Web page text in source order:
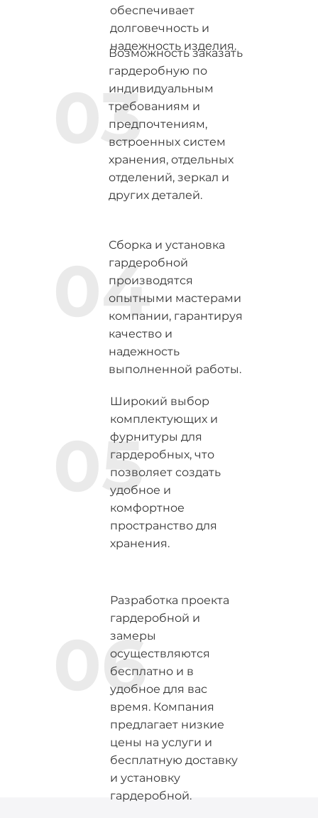
обеспечивает
долговечность и
надежность изделия.
Возможность заказать
гардеробную по
индивидуальным
требованиям и
предпочтениям,
встроенных систем
хранения, отдельных
отделений, зеркал и
других деталей.
Сборка и установка
гардеробной
производятся
опытными мастерами
компании, гарантируя
качество и
надежность
выполненной работы.
Широкий выбор
комплектующих и
фурнитуры для
гардеробных, что
позволяет создать
удобное и
комфортное
пространство для
хранения.
Разработка проекта
гардеробной и
замеры
осуществляются
бесплатно и в
удобное для вас
время. Компания
предлагает низкие
цены на услуги и
бесплатную доставку
и установку
гардеробной.
03
04
05
06